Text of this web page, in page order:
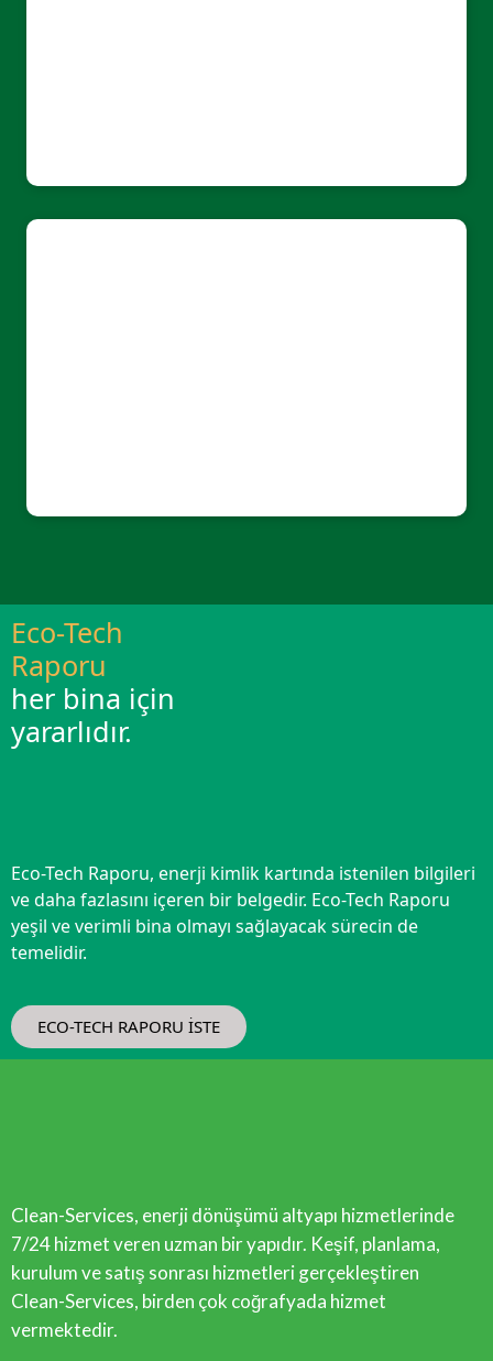
Eco-Tech
Raporu
her bina için
yararlıdır.
Eco-Tech Raporu, enerji kimlik kartında istenilen bilgileri
ve daha fazlasını içeren bir belgedir. Eco-Tech Raporu
yeşil ve verimli bina olmayı sağlayacak sürecin de
temelidir.
ECO-TECH RAPORU İSTE
Clean-Services, enerji dönüşümü altyapı hizmetlerinde
7/24 hizmet veren uzman bir yapıdır. Keşif, planlama,
kurulum ve satış sonrası hizmetleri gerçekleştiren
Clean-Services, birden çok coğrafyada hizmet
vermektedir.